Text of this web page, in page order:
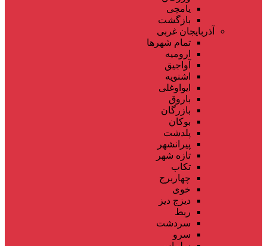
یامچی
بازگشت
آذربایجان غربی
تمام شهر‌ها
ارومیه
آواجیق
اشنویه
ایواوغلی
باروق
بازرگان
بوکان
پلدشت
پیرانشهر
تازه شهر
تکاب
چهاربرج
خوی
دیزج دیز
ربط
سردشت
سرو